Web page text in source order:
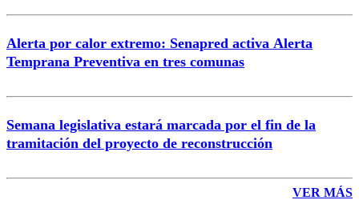
Alerta por calor extremo: Senapred activa Alerta
Temprana Preventiva en tres comunas
Semana legislativa estará marcada por el fin de la
tramitación del proyecto de reconstrucción
VER MÁS